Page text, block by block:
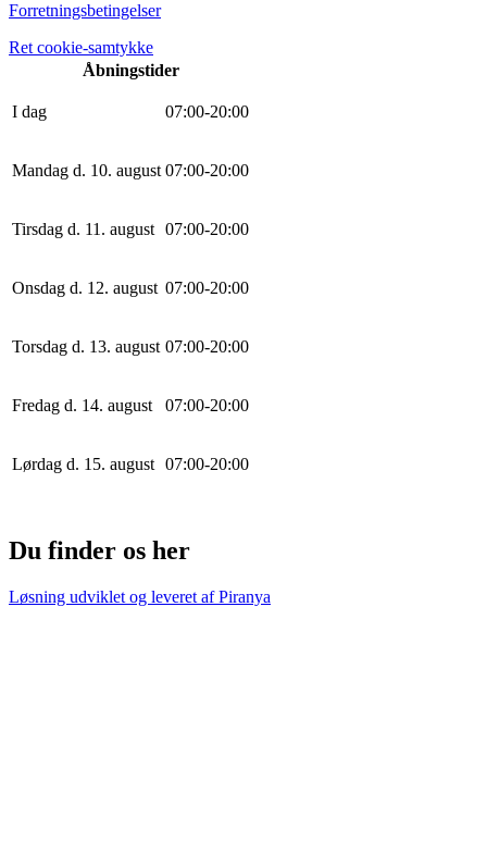
Forretningsbetingelser
Ret cookie-samtykke
Åbningstider
I dag 07:00-20:00
Mandag d. 10. august 07:00-20:00
Tirsdag d. 11. august 07:00-20:00
Onsdag d. 12. august 07:00-20:00
Torsdag d. 13. august 07:00-20:00
Fredag d. 14. august 07:00-20:00
Lørdag d. 15. august 07:00-20:00
Du finder os her
Løsning udviklet og leveret afPiranya